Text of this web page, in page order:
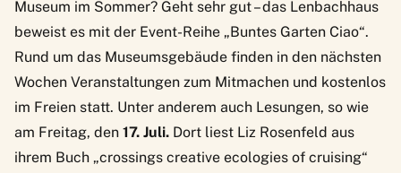
Museum im Sommer? Geht sehr gut – das Lenbachhaus
beweist es mit der Event-Reihe „Buntes Garten Ciao“.
Rund um das Museumsgebäude finden in den nächsten
Wochen Veranstaltungen zum Mitmachen und kostenlos
im Freien statt. Unter anderem auch Lesungen, so wie
am Freitag, den 17. Juli. Dort liest Liz Rosenfeld aus
ihrem Buch „crossings creative ecologies of cruising“